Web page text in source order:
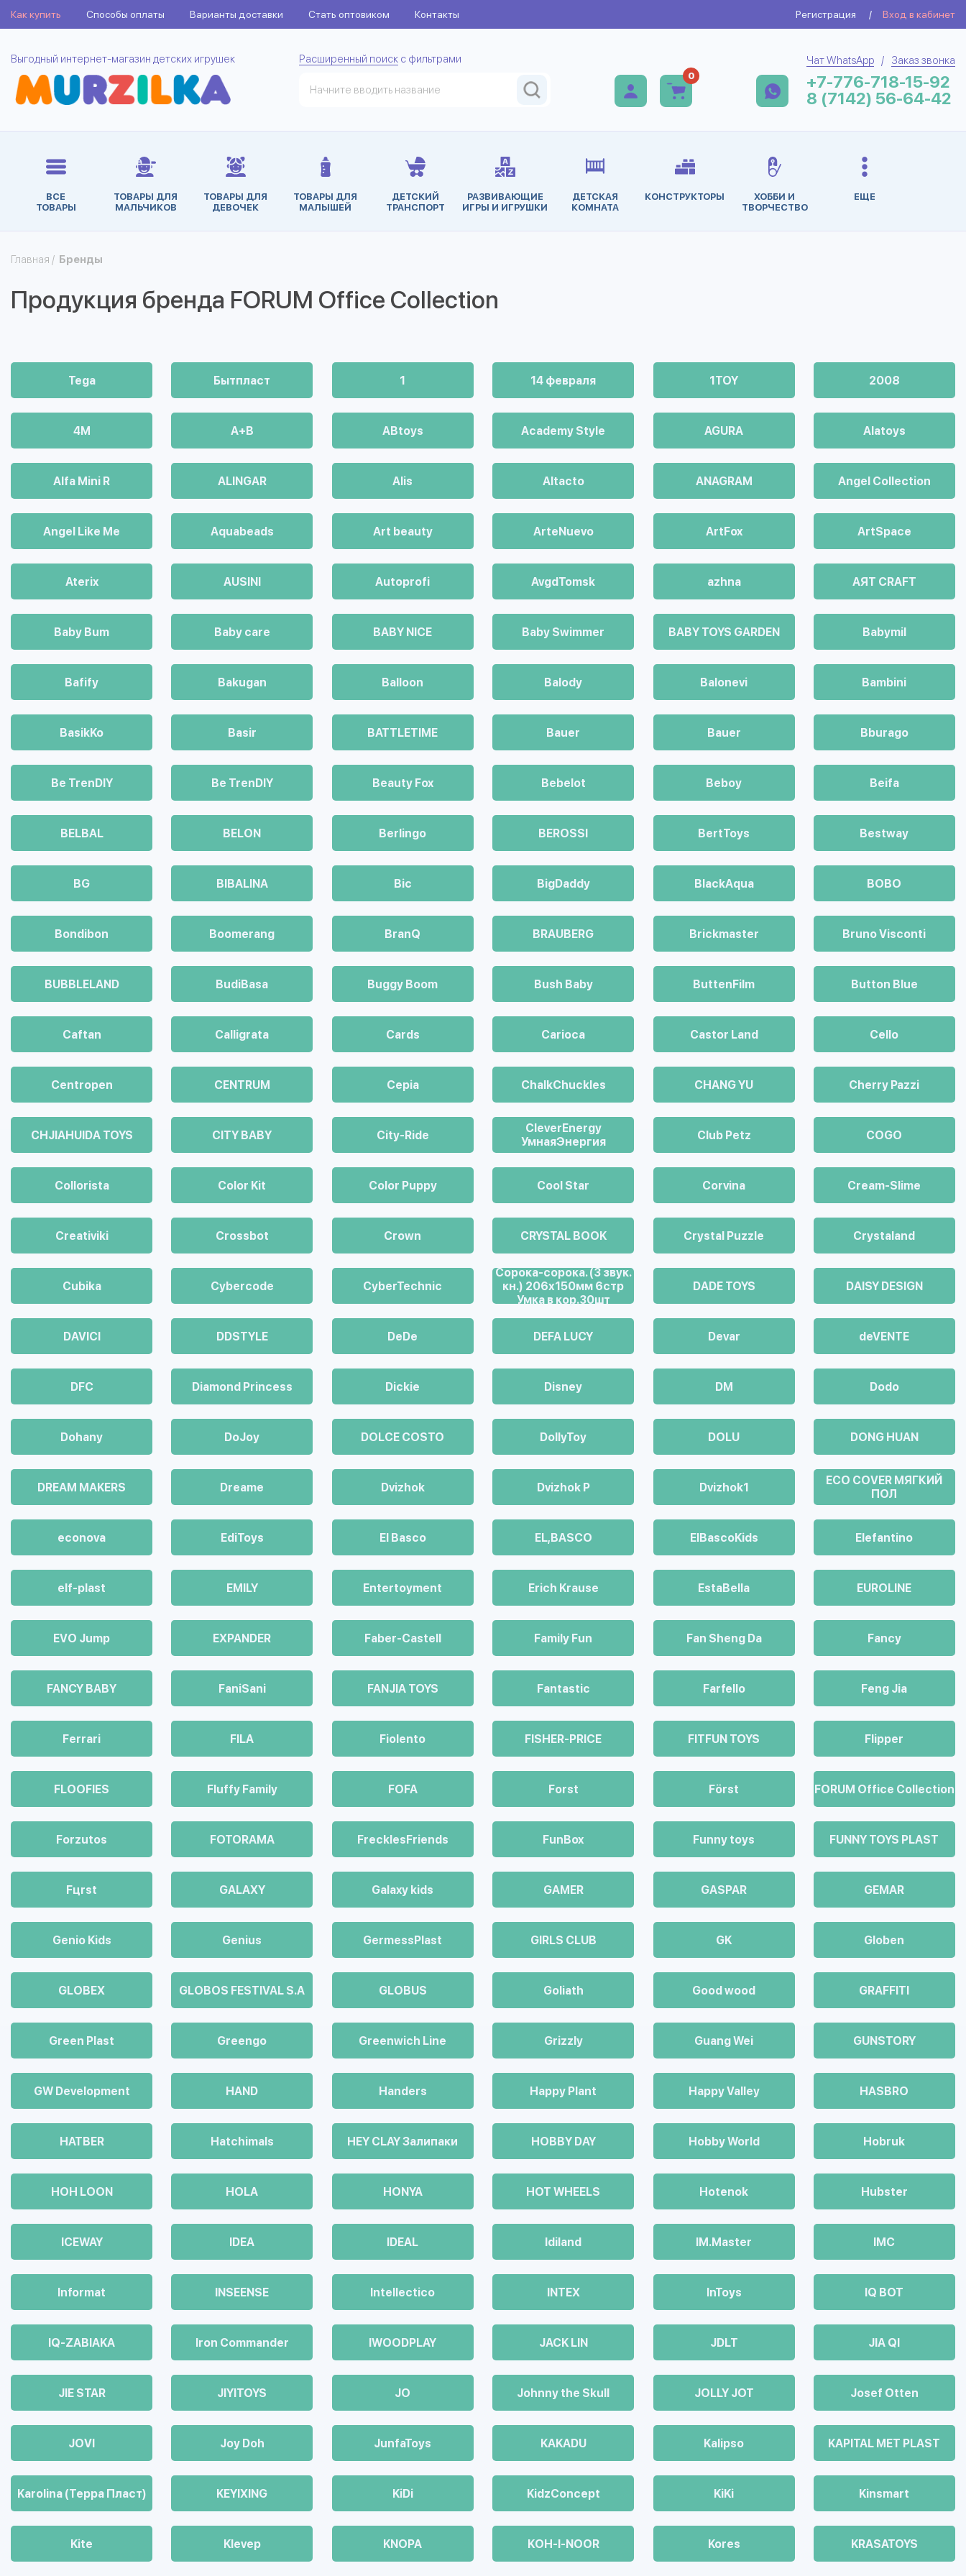
Как купить Способы оплаты Варианты доставки Стать оптовиком Контакты Регистрация / Вход в кабинет
Выгодный интернет-магазин детских игрушек Расширенный поиск с фильтрами
0
Чат WhatsApp / Заказ звонка
+7-776-718-15-92
8 (7142) 56-64-42
ВСЕ
ТОВАРЫ
ТОВАРЫ ДЛЯ
МАЛЬЧИКОВ
ТОВАРЫ ДЛЯ
ДЕВОЧЕК
ТОВАРЫ ДЛЯ
МАЛЫШЕЙ
ДЕТСКИЙ
ТРАНСПОРТ
РАЗВИВАЮЩИЕ
ИГРЫ И ИГРУШКИ
ДЕТСКАЯ
КОМНАТА
КОНСТРУКТОРЫ
ХОББИ И
ТВОРЧЕСТВО
ЕЩЕ
Главная / Бренды
Продукция бренда FORUM Office Collection
Tega Бытпласт 1 14 февраля 1TOY 2008
4М A+B ABtoys Academy Style AGURA Alatoys
Alfa Mini R ALINGAR Alis Altacto ANAGRAM Angel Collection
Angel Like Me Aquabeads Art beauty ArteNuevo ArtFox ArtSpace
Aterix AUSINI Autoprofi AvgdTomsk azhna AЯT CRAFT
Baby Bum Baby care BABY NICE Baby Swimmer BABY TOYS GARDEN Babymil
Bafify Bakugan Balloon Balody Balonevi Bambini
BasikKo Basir BATTLETIME Bauer Bauer Bburago
Be TrenDIY Be TrenDIY Beauty Fox Bebelot Beboy Beifa
BELBAL BELON Berlingo BEROSSI BertToys Bestway
BG BIBALINA Bic BigDaddy BlackAqua BOBO
Bondibon Boomerang BranQ BRAUBERG Brickmaster Bruno Visconti
BUBBLELAND BudiBasa Buggy Boom Bush Baby ButtenFilm Button Blue
Caftan Calligrata Cards Carioca Castor Land Cello
Centropen CENTRUM Cepia ChalkСhuckles CHANG YU Cherry Pazzi
CHJIAHUIDA TOYS CITY BABY City-Ride
CleverEnergy
УмнаяЭнергия
Club Petz COGO
Collorista Color Kit Color Puppy Cool Star Corvina Cream-Slime
Creativiki Crossbot Crown CRYSTAL BOOK Crystal Puzzle Crystaland
Cubika Cybercode CyberTechnic
Cорока-сорока. (3 звук.
кн.) 206х150мм 6стр
Умка в кор.30шт
DADE TOYS DAISY DESIGN
DAVICI DDSTYLE DeDe DEFA LUCY Devar deVENTE
DFC Diamond Princess Dickie Disney DM Dodo
Dohany DoJoy DOLCE COSTO DollyToy DOLU DONG HUAN
DREAM MAKERS Dreame Dvizhok Dvizhok Р Dvizhok1
ECO COVER МЯГКИЙ
ПОЛ
econova EdiToys El Basco EL,BASCO ElBascoKids Elefantino
elf-plast EMILY Entertoyment Erich Krause EstaBella EUROLINE
EVO Jump EXPANDER Faber-Castell Family Fun Fan Sheng Da Fancy
FANCY BABY FaniSani FANJIA TOYS Fantastic Farfello Feng Jia
Ferrari FILA Fiolento FISHER-PRICE FITFUN TOYS Flipper
FLOOFIES Fluffy Family FOFA Forst Först FORUM Office Collection
Forzutos FOTORAMA FrecklesFriends FunBox Funny toys FUNNY TOYS PLAST
Fцrst GALAXY Galaxy kids GAMER GASPAR GEMAR
Genio Kids Genius GermessPlast GIRLS CLUB GK Globen
GLOBEX GLOBOS FESTIVAL S.A GLOBUS Goliath Good wood GRAFFITI
Green Plast Greengo Greenwich Line Grizzly Guang Wei GUNSTORY
GW Development HAND Handers Happy Plant Happy Valley HASBRO
HATBER Hatchimals HEY CLAY Залипаки HOBBY DAY Hobby World Hobruk
HOH LOON HOLA HONYA HOT WHEELS Hotenok Hubster
ICEWAY IDEA IDEAL Idiland IM.Master IMC
Informat INSEENSE Intellectico INTEX InToys IQ BOT
IQ-ZABIAKA Iron Commander IWOODPLAY JACK LIN JDLT JIA QI
JIE STAR JIYITOYS JO Johnny the Skull JOLLY JOT Josef Otten
JOVI Joy Doh JunfaToys KAKADU Kalipso KAPITAL MET PLAST
Karolina (Терра Пласт) KEYIXING KiDi KidzConcept KiKi Kinsmart
Kite Klevep KNOPA KOH-I-NOOR Kores KRASATOYS